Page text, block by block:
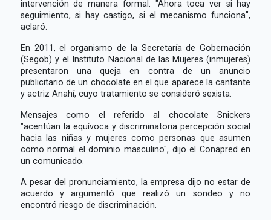
intervención de manera formal. "Ahora toca ver si hay
seguimiento, si hay castigo, si el mecanismo funciona",
aclaró.
En 2011, el organismo de la Secretaría de Gobernación
(Segob) y el Instituto Nacional de las Mujeres (inmujeres)
presentaron una queja en contra de un anuncio
publicitario de un chocolate en el que aparece la cantante
y actriz Anahí, cuyo tratamiento se consideró sexista.
Mensajes como el referido al chocolate Snickers
"acentúan la equívoca y discriminatoria percepción social
hacia las niñas y mujeres como personas que asumen
como normal el dominio masculino", dijo el Conapred en
un comunicado.
A pesar del pronunciamiento, la empresa dijo no estar de
acuerdo y argumentó que realizó un sondeo y no
encontró riesgo de discriminación.